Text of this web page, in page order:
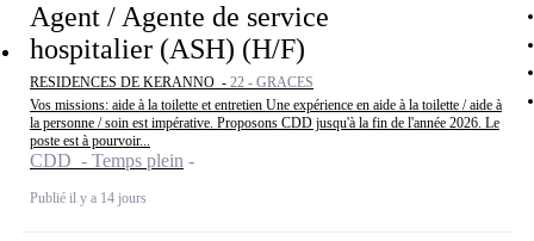
Agent / Agente de service
hospitalier (ASH) (H/F)
RESIDENCES DE KERANNO - 22 - GRACES
Vos missions: aide à la toilette et entretien Une expérience en aide à la toilette / aide à
la personne / soin est impérative. Proposons CDD jusqu'à la fin de l'année 2026. Le
poste est à pourvoir...
CDD - Temps plein
Publié il y a 14 jours